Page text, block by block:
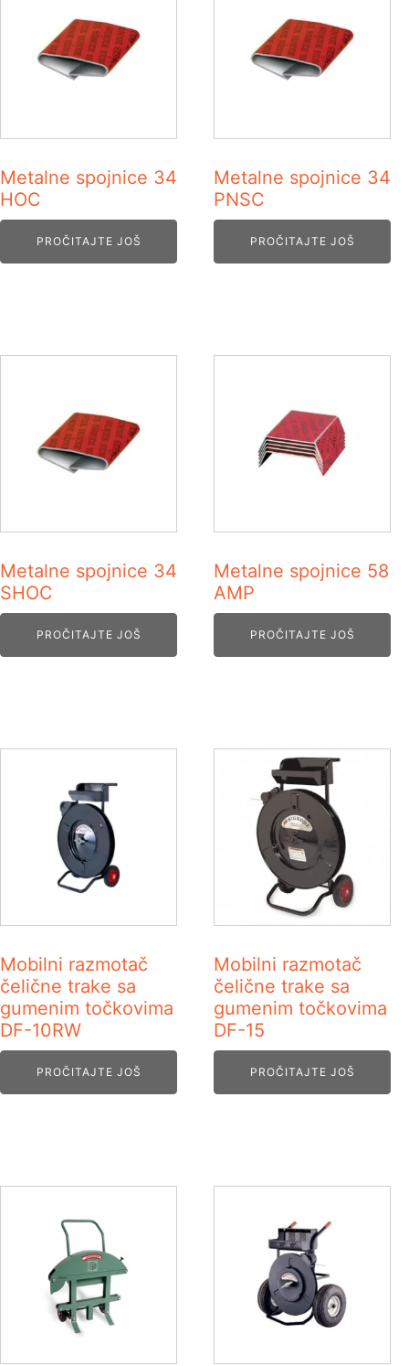
Metalne spojnice 34
HOC
PROČITAJTE JOŠ
Metalne spojnice 34
PNSC
PROČITAJTE JOŠ
Metalne spojnice 34
SHOC
PROČITAJTE JOŠ
Metalne spojnice 58
AMP
PROČITAJTE JOŠ
Mobilni razmotač
čelične trake sa
gumenim točkovima
DF-10RW
PROČITAJTE JOŠ
Mobilni razmotač
čelične trake sa
gumenim točkovima
DF-15
PROČITAJTE JOŠ